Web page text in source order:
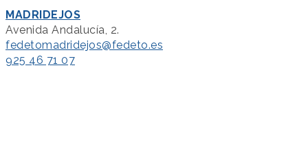
MADRIDEJOS
Avenida Andalucía, 2.
fedetomadridejos@fedeto.es
925 46 71 07